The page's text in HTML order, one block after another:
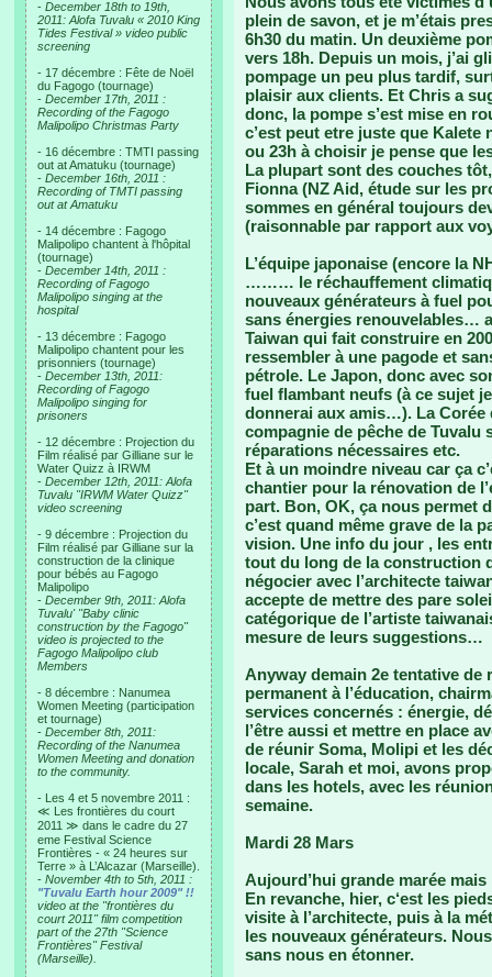
- December 18th to 19th,
2011: Alofa Tuvalu « 2010 King
Tides Festival » video public
screening
- 17 décembre : Fête de Noël
du Fagogo (tournage)
- December 17th, 2011 :
Recording of the Fagogo
Malipolipo Christmas Party
- 16 décembre : TMTI passing
out at Amatuku (tournage)
- December 16th, 2011 :
Recording of TMTI passing
out at Amatuku
- 14 décembre : Fagogo
Malipolipo chantent à l'hôpital
(tournage)
- December 14th, 2011 :
Recording of Fagogo
Malipolipo singing at the
hospital
- 13 décembre : Fagogo
Malipolipo chantent pour les
prisonniers (tournage)
- December 13th, 2011:
Recording of Fagogo
Malipolipo singing for
prisoners
- 12 décembre : Projection du
Film réalisé par Gilliane sur le
Water Quizz à IRWM
- December 12th, 2011: Alofa
Tuvalu "IRWM Water Quizz"
video screening
- 9 décembre : Projection du
Film réalisé par Gilliane sur la
construction de la clinique
pour bébés au Fagogo
Malipolipo
- December 9th, 2011: Alofa
Tuvalu' "Baby clinic
construction by the Fagogo"
video is projected to the
Fagogo Malipolipo club
Members
- 8 décembre : Nanumea
Women Meeting (participation
et tournage)
- December 8th, 2011:
Recording of the Nanumea
Women Meeting and donation
to the community.
- Les 4 et 5 novembre 2011 :
≪ Les frontières du court
2011 ≫ dans le cadre du 27
eme Festival Science
Frontières - « 24 heures sur
Terre » à L’Alcazar (Marseille).
- November 4th to 5th, 2011 :
"Tuvalu Earth hour 2009" !!
video at the "frontières du
court 2011" film competition
part of the 27th "Science
Frontières" Festival
(Marseille).
plein de savon, et je m’étais
6h30 du matin. Un deuxième
vers 18h. Depuis un mois, j’ai
pompage un peu plus tardif,
plaisir aux clients. Et Chris a
donc, la pompe s’est mise en
c’est peut etre juste que Kalete
ou 23h à choisir je pense que
La plupart sont des couches
Fionna (NZ Aid, étude sur les
sommes en général toujours
(raisonnable par rapport aux
L’équipe japonaise (encore la
……… le réchauffement
nouveaux générateurs à fuel
sans énergies renouvelables…
Taiwan qui fait construire en
ressembler à une pagode et
pétrole. Le Japon, donc avec
fuel flambant neufs (à ce sujet
donnerai aux amis…). La Corée
compagnie de pêche de Tuvalu
réparations nécessaires etc.
Et à un moindre niveau car ça
chantier pour la rénovation de
part. Bon, OK, ça nous permet
c’est quand même grave de la
vision. Une info du jour , les
tout du long de la construction
négocier avec l’architecte
accepte de mettre des pare
catégorique de l’artiste
mesure de leurs suggestions…
Anyway demain 2e tentative de
permanent à l’éducation,
services concernés : énergie,
l’être aussi et mettre en place
de réunir Soma, Molipi et les
locale, Sarah et moi, avons
dans les hotels, avec les
semaine.
Mardi 28 Mars
Aujourd’hui grande marée
En revanche, hier, c‘est les
visite à l’architecte, puis à la
les nouveaux générateurs.
sans nous en étonner.